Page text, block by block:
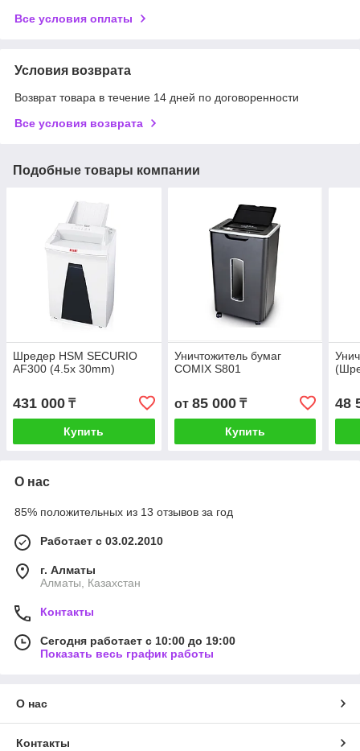
Все условия оплаты
Условия возврата
Возврат товара в течение 14 дней по договоренности
Все условия возврата
Подобные товары компании
Шредер HSM SECURIO
AF300 (4.5x 30mm)
431 000 ₸
Купить
Уничтожитель бумаг
COMIX S801
от 85 000₸
Купить
48
О нас
85% положительных из 13 отзывов за год
Работает с 03.02.2010
г. Алматы
Алматы, Казахстан
Контакты
Сегодня работает с 10:00 до 19:00
Показать весь график работы
О нас
Контакты